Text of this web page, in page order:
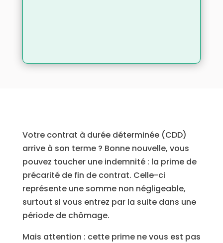
Votre contrat à durée déterminée (CDD)
arrive à son terme ? Bonne nouvelle, vous
pouvez toucher une indemnité : la prime de
précarité de fin de contrat. Celle-ci
représente une somme non négligeable,
surtout si vous entrez par la suite dans une
période de chômage.
Mais attention : cette prime ne vous est pas